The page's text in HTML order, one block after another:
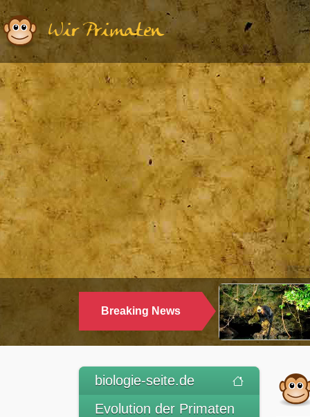
Wir Primaten
Breaking News
WARUM LANGUREN SALZWASSER
biologie-seite.de
Evolution der Primaten